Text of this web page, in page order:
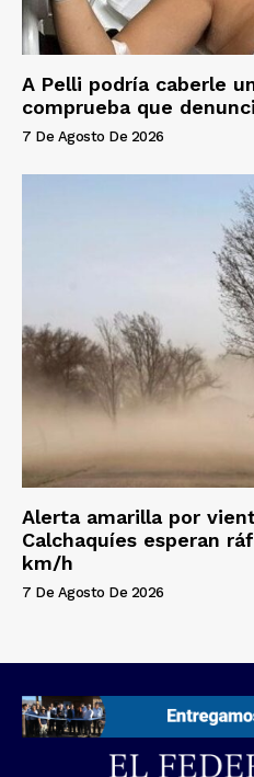
A Pelli podría caberle
comprueba que
7 De Agosto De 2026
Alerta amarilla por
Calchaquíes esperan
km/h
7 De Agosto De 2026